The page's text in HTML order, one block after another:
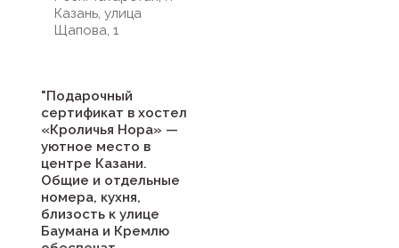
Казань, улица
Щапова, 1
"Подарочный
сертификат в хостел
«Кроличья Нора» —
уютное место в
центре Казани.
Общие и отдельные
номера, кухня,
близость к улице
Баумана и Кремлю